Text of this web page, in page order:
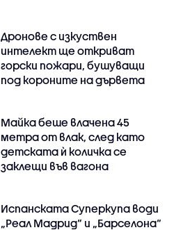
Дронове с изкуствен
интелект ще откриват
горски пожари, бушуващи
под короните на дървета
Майка беше влачена 45
метра от влак, след като
детската ѝ количка се
заклещи във вагона
Испанската Суперкупа води
„Реал Мадрид“ и „Барселона“